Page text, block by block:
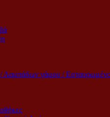
/ Λαμπάδων γάμου /